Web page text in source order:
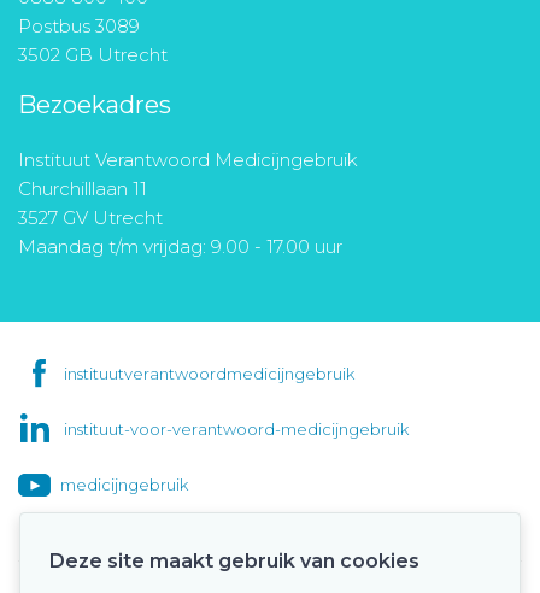
Postbus 3089
3502 GB Utrecht
Bezoekadres
Instituut Verantwoord Medicijngebruik
Churchilllaan 11
3527 GV Utrecht
Maandag t/m vrijdag: 9.00 - 17.00 uur
instituutverantwoordmedicijngebruik
instituut-voor-verantwoord-medicijngebruik
medicijngebruik
Deze site maakt gebruik van cookies